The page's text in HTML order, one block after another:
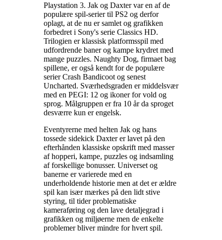
Playstation 3. Jak og Daxter var en af de
populære spil-serier til PS2 og derfor
oplagt, at de nu er samlet og grafikken
forbedret i Sony's serie Classics HD.
Trilogien er klassisk platformsspil med
udfordrende baner og kampe krydret med
mange puzzles. Naughty Dog, firmaet bag
spillene, er også kendt for de populære
serier Crash Bandicoot og senest
Uncharted. Sværhedsgraden er middelsvær
med en PEGI: 12 og ikoner for vold og
sprog. Målgruppen er fra 10 år da sproget
desværre kun er engelsk.
Eventyrerne med helten Jak og hans
tossede sidekick Daxter er lavet på den
efterhånden klassiske opskrift med masser
af hopperi, kampe, puzzles og indsamling
af forskellige bonusser. Universet og
banerne er varierede med en
underholdende historie men at det er ældre
spil kan især mærkes på den lidt stive
styring, til tider problematiske
kameraføring og den lave detaljegrad i
grafikken og miljøerne men de enkelte
problemer bliver mindre for hvert spil.